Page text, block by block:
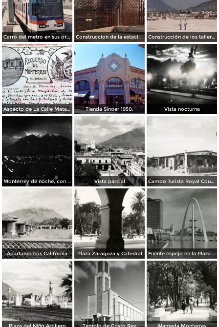
Carro del metro en sus primeras pruebas durante 1990 Construccion de la estacion cuauhtemoc Construcción de los talleres del metro
Aspecto de La Calle Matamoros ( Circulada el 8 de Abril de 1912 ). Tienda Singer 1950. Vista nocturna
Monterrey de noche, con tempestad Vista parcial Campo Turista Royal Courts
Apartamentos California Plaza Zaragoza y Catedral Fuente espejo en la Plaza Zaragoza
Plaza del Niño Artillero Templo de Cristo Rey Alameda Monterrey